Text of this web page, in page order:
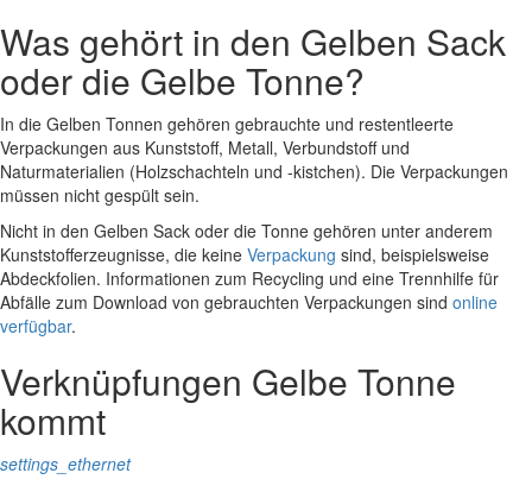
Was gehört in den Gelben Sack
oder die Gelbe Tonne?
In die Gelben Tonnen gehören gebrauchte und restentleerte
Verpackungen aus Kunststoff, Metall, Verbundstoff und
Naturmaterialien (Holzschachteln und -kistchen). Die Verpackungen
müssen nicht gespült sein.
Nicht in den Gelben Sack oder die Tonne gehören unter anderem
Kunststofferzeugnisse, die keine Verpackung sind, beispielsweise
Abdeckfolien. Informationen zum Recycling und eine Trennhilfe für
Abfälle zum Download von gebrauchten Verpackungen sind online
verfügbar.
Verknüpfungen Gelbe Tonne
kommt
settings_ethernet